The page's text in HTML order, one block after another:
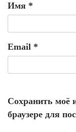
Имя *
Email *
Сохранить моё
браузере для